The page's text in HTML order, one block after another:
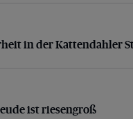
in der Kattendahler
in der Kattendahler
ist riesengroß
ist riesengroß